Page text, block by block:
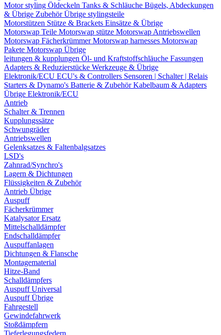
Motor styling Öldeckeln Tanks & Schläuche Bügels, Abdeckungen
& Übrige ZubehörÜbrige stylingsteile
Motorstützen Stütze & Brackets Einsätze & Übrige
Motorswap Teile Motorswap stütze Motorswap Antriebswellen
Motorswap FächerkrümmerMotorswap harnesses Motorswap
Pakete Motorswap Übrige
leitungen & kupplungen Öl- und Kraftstoffschläuche Fassungen
Adapters & Reduzierstücke Werkzeuge & Übrige
Elektronik/ECU ECU's & Controllers Sensoren | Schalter | Relais
Starters & Dynamo's Batterie & ZubehörKabelbaum & Adapters
Übrige Elektronik/ECU
Antrieb
Schalter & Trennen
Kupplungssätze
Schwungräder
Antriebswellen
Gelenksatzes & Faltenbalgsatzes
LSD's
Zahnrad/Synchro's
Lagern & Dichtungen
Flüssigkeiten & Zubehör
Antrieb Übrige
Auspuff
Fächerkrümmer
Katalysator Ersatz
Mittelschalldämpfer
Endschalldämpfer
Auspuffanlagen
Dichtungen & Flansche
Montagematerial
Hitze-Band
Schalldämpfers
Auspuff Universal
Auspuff Übrige
Fahrgestell
Gewindefahrwerk
Stoßdämpfern
Tieferlegungsfedern